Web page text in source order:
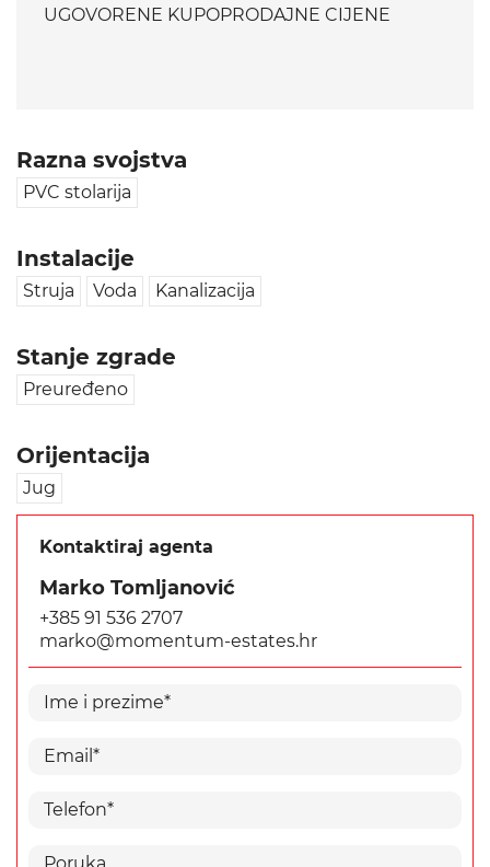
UGOVORENE KUPOPRODAJNE CIJENE
Razna svojstva
PVC stolarija
Instalacije
Struja Voda Kanalizacija
Stanje zgrade
Preuređeno
Orijentacija
Jug
Kontaktiraj agenta
Marko Tomljanović
+385 91 536 2707
marko@momentum-estates.hr